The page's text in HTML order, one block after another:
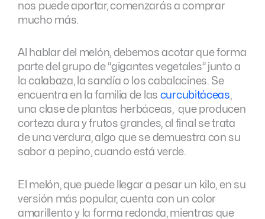
nos puede aportar, comenzarás a comprar
mucho más.
Al hablar del melón, debemos acotar que forma
parte del grupo de “gigantes vegetales” junto a
la calabaza, la sandía o los cabalacines. Se
encuentra en la familia de las curcubitáceas,
una clase de plantas herbáceas, que producen
corteza dura y frutos grandes, al final se trata
de una verdura, algo que se demuestra con su
sabor a pepino, cuando está verde.
El melón, que puede llegar a pesar un kilo, en su
versión más popular, cuenta con un color
amarillento y la forma redonda, mientras que